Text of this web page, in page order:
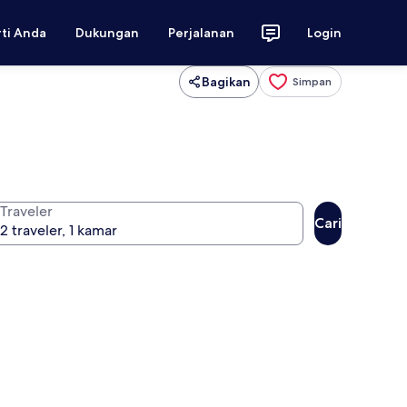
Anda Dukungan Perjalanan Login
Bagikan Simpan
Traveler
Cari